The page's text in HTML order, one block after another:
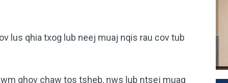
lus qhia txog lub neej muaj nqis rau cov tub
qhov chaw tos tsheb, nws lub ntsej muag